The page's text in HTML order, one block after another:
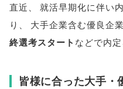
直近、
就活早期化に伴い
り 、 大手企業含む優良企
終選考スタート などで内
皆様に合った大手・